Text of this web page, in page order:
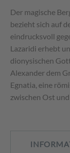
Der magische
bezieht sich auf
eindrucksvoll
Lazaridi erhebt
dionysischen
Alexander dem
Egnatia, eine
zwischen Ost